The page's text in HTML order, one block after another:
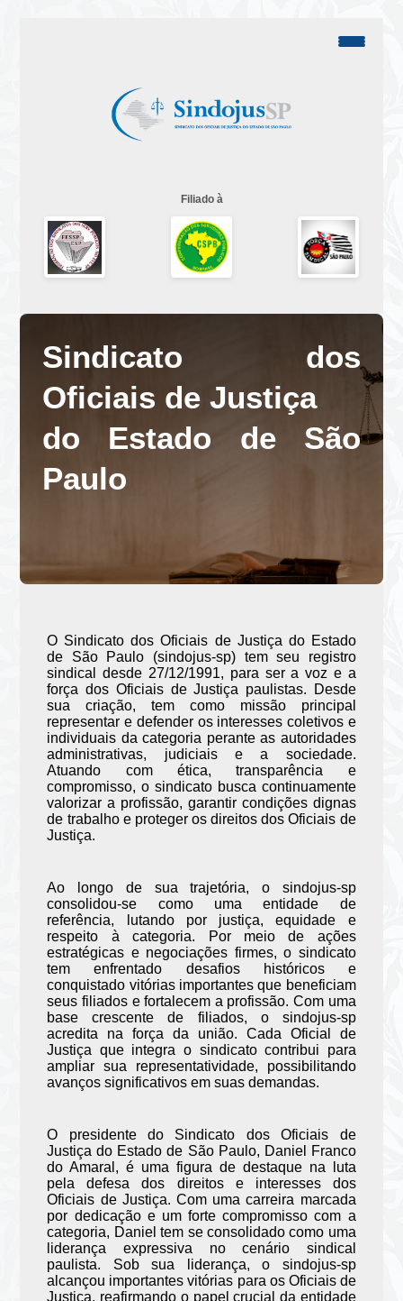
Filiado à
Sindicato dos
Oficiais de Justiça
do Estado de São
Paulo
O Sindicato dos Oficiais de Justiça do Estado
de São Paulo (sindojus-sp) tem seu registro
sindical desde 27/12/1991, para ser a voz e a
força dos Oficiais de Justiça paulistas. Desde
sua criação, tem como missão principal
representar e defender os interesses coletivos e
individuais da categoria perante as autoridades
administrativas, judiciais e a sociedade.
Atuando com ética, transparência e
compromisso, o sindicato busca continuamente
valorizar a profissão, garantir condições dignas
de trabalho e proteger os direitos dos Oficiais de
Justiça.
Ao longo de sua trajetória, o sindojus-sp
consolidou-se como uma entidade de
referência, lutando por justiça, equidade e
respeito à categoria. Por meio de ações
estratégicas e negociações firmes, o sindicato
tem enfrentado desafios históricos e
conquistado vitórias importantes que beneficiam
seus filiados e fortalecem a profissão. Com uma
base crescente de filiados, o sindojus-sp
acredita na força da união. Cada Oficial de
Justiça que integra o sindicato contribui para
ampliar sua representatividade, possibilitando
avanços significativos em suas demandas.
O presidente do Sindicato dos Oficiais de
Justiça do Estado de São Paulo, Daniel Franco
do Amaral, é uma figura de destaque na luta
pela defesa dos direitos e interesses dos
Oficiais de Justiça. Com uma carreira marcada
por dedicação e um forte compromisso com a
categoria, Daniel tem se consolidado como uma
liderança expressiva no cenário sindical
paulista. Sob sua liderança, o sindojus-sp
alcançou importantes vitórias para os Oficiais de
Justiça, reafirmando o papel crucial da entidade